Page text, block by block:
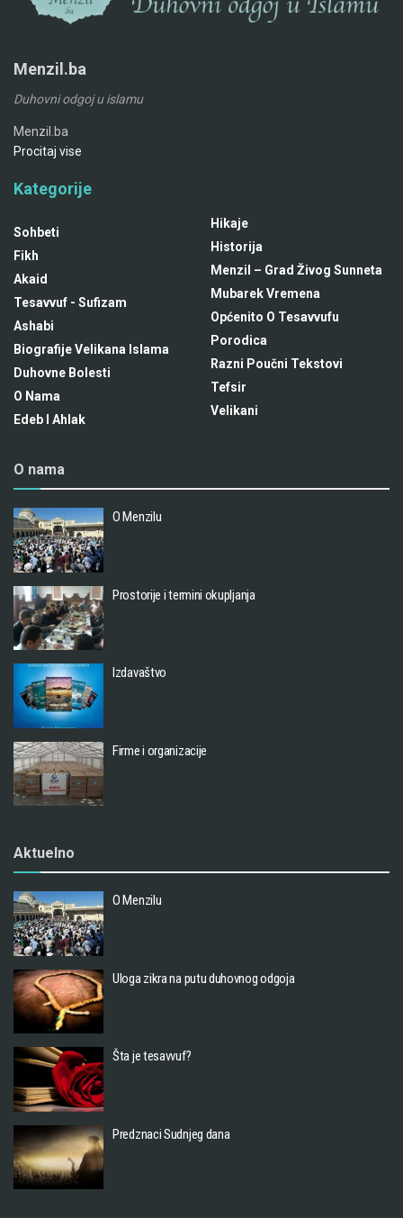
Menzil.ba
Duhovni odgoj u islamu
Menzil.ba
Procitaj vise
Kategorije
Sohbeti
Fikh
Akaid
Tesavvuf - Sufizam
Ashabi
Biografije Velikana Islama
Duhovne Bolesti
O Nama
Edeb I Ahlak
Hikaje
Historija
Menzil – Grad Živog Sunneta
Mubarek Vremena
Općenito O Tesavvufu
Porodica
Razni Poučni Tekstovi
Tefsir
Velikani
O nama
O Menzilu
Prostorije i termini okupljanja
Izdavaštvo
Firme i organizacije
Aktuelno
O Menzilu
Uloga zikra na putu duhovnog odgoja
Šta je tesavvuf?
Predznaci Sudnjeg dana